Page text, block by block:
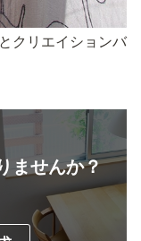
クリエイションバ
ませんか？